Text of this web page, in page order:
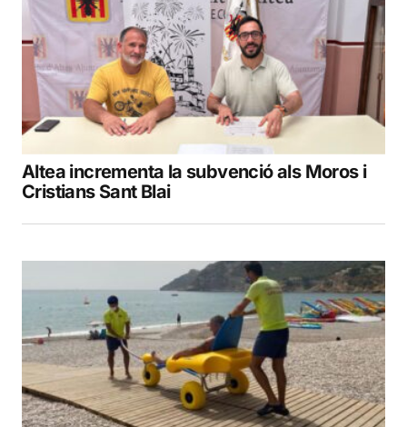
Altea incrementa la subvenció als Moros i
Cristians Sant Blai